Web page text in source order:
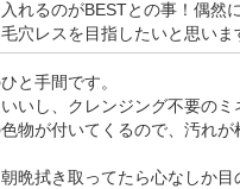
れるのがBESTとの事！偶然
穴レスを目指したいと思いま
と手間です。
いし、クレンジング不要の
物が付いてくるので、汚れ
晩拭き取ってたら心なしか